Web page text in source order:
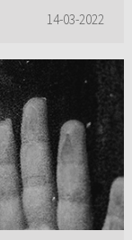
14-03-2022